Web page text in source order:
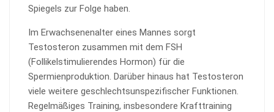
Spiegels zur Folge haben.
Im Erwachsenenalter eines Mannes sorgt
Testosteron zusammen mit dem FSH
(Follikelstimulierendes Hormon) für die
Spermienproduktion. Darüber hinaus hat Testosteron
viele weitere geschlechtsunspezifischer Funktionen.
Regelmäßiges Training, insbesondere Krafttraining